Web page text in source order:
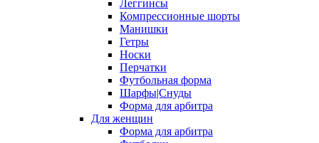
Леггинсы
Компрессионные шорты
Манишки
Гетры
Носки
Перчатки
Футбольная форма
Шарфы|Снуды
Форма для арбитра
Для женщин
Форма для арбитра